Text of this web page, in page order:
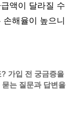
액이 달라질 수
해율이 높으니
가입 전 궁금증을
는 질문과 답변을